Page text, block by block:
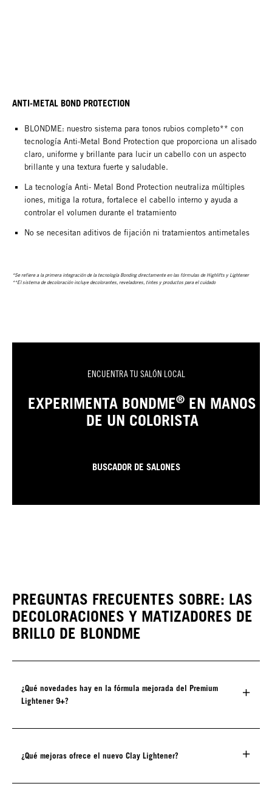
ANTI-METAL BOND PROTECTION
BLONDME: nuestro sistema para tonos rubios completo** con
tecnología Anti-Metal Bond Protection que proporciona un alisado
claro, uniforme y brillante para lucir un cabello con un aspecto
brillante y una textura fuerte y saludable.
La tecnología Anti- Metal Bond Protection neutraliza múltiples
iones, mitiga la rotura, fortalece el cabello interno y ayuda a
controlar el volumen durante el tratamiento
No se necesitan aditivos de fijación ni tratamientos antimetales
*Se refiere a la primera integración de la tecnología Bonding directamente en las fórmulas de Highlifts y Lightener
**El sistema de decoloración incluye decolorantes, reveladores, tintes y productos para el cuidado
ENCUENTRA TU SALÓN LOCAL
EXPERIMENTA BONDME® EN MANOS
DE UN COLORISTA
BUSCADOR DE SALONES
PREGUNTAS FRECUENTES SOBRE: LAS
DECOLORACIONES Y MATIZADORES DE
BRILLO DE BLONDME
¿Qué novedades hay en la fórmula mejorada del Premium
Lightener 9+?
¿Qué mejoras ofrece el nuevo Clay Lightener?